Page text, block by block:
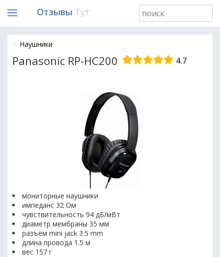
Отзывы Тут
Наушники
Panasonic RP-HC200 4.7
мониторные наушники
импеданс 32 Ом
чувствительность 94 дБ/мВт
диаметр мембраны 35 мм
разъём mini jack 3.5 mm
длина провода 1.5 м
вес 157 г